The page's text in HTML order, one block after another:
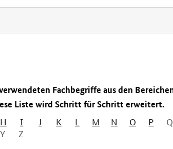
Fachbegriffe aus den
Liste wird Schritt für Schritt erweitert.
H I J K L M N O P
Q
Y Z